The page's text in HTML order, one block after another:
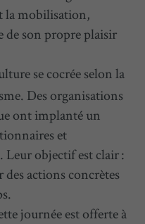
la mobilisation,
de son propre plaisir
se cocrée selon la
Des organisations
ont implanté un
et
Leur objectif est clair :
actions concrètes
journée est offerte à